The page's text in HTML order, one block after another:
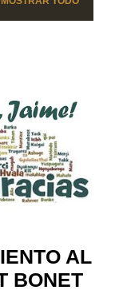
AL
BONET